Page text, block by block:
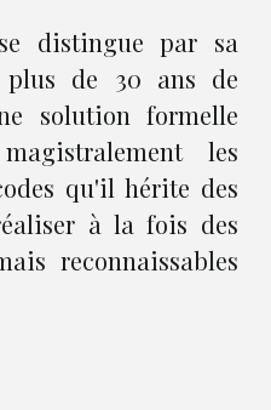
distingue par sa
plus de 30 ans de
solution formelle
les
qu'il hérite des
à la fois des
reconnaissables